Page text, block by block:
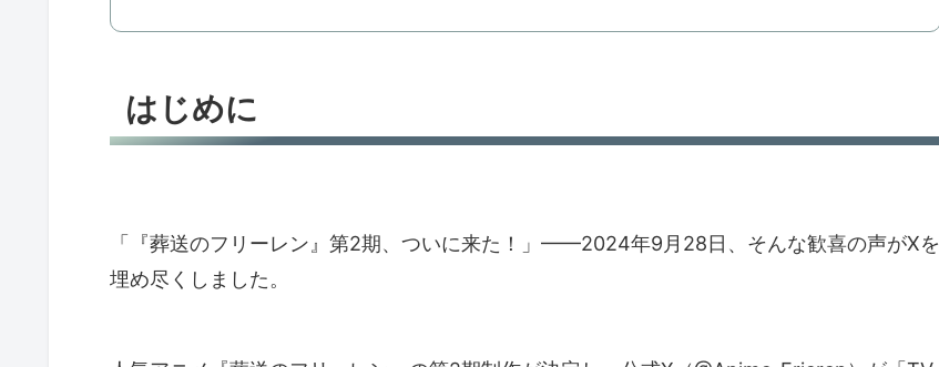
はじめに
「『葬送のフリーレン』第2期、ついに来た！」——2024年9月28日、そんな歓喜の声がXを
埋め尽くしました。